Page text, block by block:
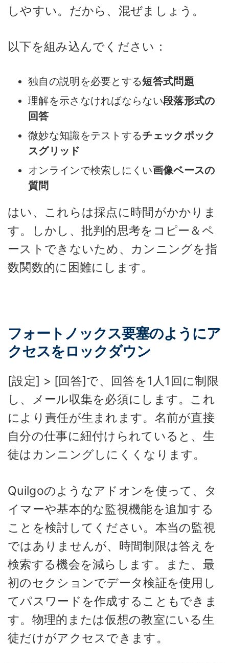
しやすい。だから、混ぜましょう。
以下を組み込んでください：
独自の説明を必要とする短答式問題
理解を示さなければならない段落形式の
回答
微妙な知識をテストするチェックボック
スグリッド
オンラインで検索しにくい画像ベースの
質問
はい、これらは採点に時間がかかりま
す。しかし、批判的思考をコピー＆ペ
ーストできないため、カンニングを指
数関数的に困難にします。
フォートノックス要塞のようにア
クセスをロックダウン
[設定] > [回答]で、回答を1人1回に制限
し、メール収集を必須にします。これ
により責任が生まれます。名前が直接
自分の仕事に紐付けられていると、生
徒はカンニングしにくくなります。
Quilgoのようなアドオンを使って、タ
イマーや基本的な監視機能を追加する
ことを検討してください。本当の監視
ではありませんが、時間制限は答えを
検索する機会を減らします。また、最
初のセクションでデータ検証を使用し
てパスワードを作成することもできま
す。物理的または仮想の教室にいる生
徒だけがアクセスできます。